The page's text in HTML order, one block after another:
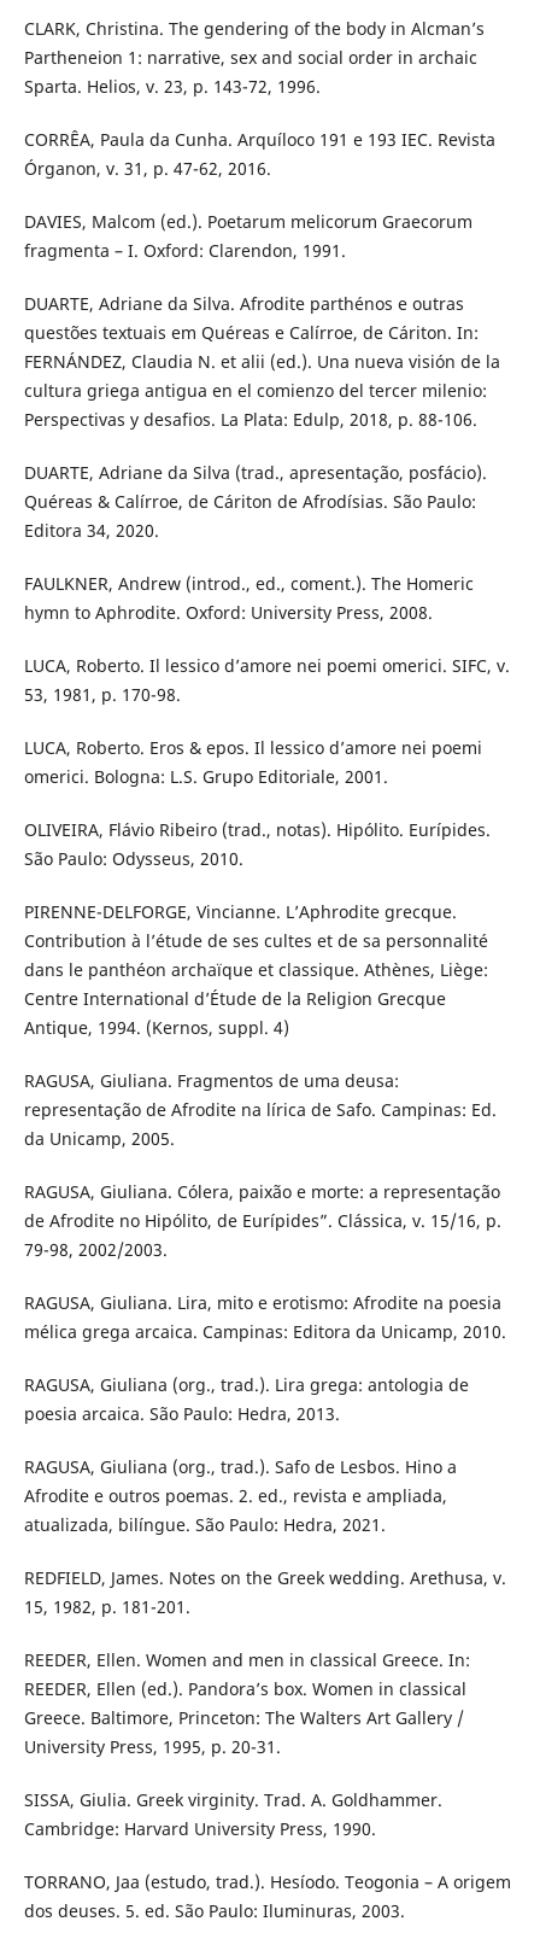
CLARK, Christina. The gendering of the body in Alcman’s
Partheneion 1: narrative, sex and social order in archaic
Sparta. Helios, v. 23, p. 143-72, 1996.
CORRÊA, Paula da Cunha. Arquíloco 191 e 193 IEC. Revista
Órganon, v. 31, p. 47-62, 2016.
DAVIES, Malcom (ed.). Poetarum melicorum Graecorum
fragmenta – I. Oxford: Clarendon, 1991.
DUARTE, Adriane da Silva. Afrodite parthénos e outras
questões textuais em Quéreas e Calírroe, de Cáriton. In:
FERNÁNDEZ, Claudia N. et alii (ed.). Una nueva visión de la
cultura griega antigua en el comienzo del tercer milenio:
Perspectivas y desafios. La Plata: Edulp, 2018, p. 88-106.
DUARTE, Adriane da Silva (trad., apresentação, posfácio).
Quéreas & Calírroe, de Cáriton de Afrodísias. São Paulo:
Editora 34, 2020.
FAULKNER, Andrew (introd., ed., coment.). The Homeric
hymn to Aphrodite. Oxford: University Press, 2008.
LUCA, Roberto. Il lessico d’amore nei poemi omerici. SIFC, v.
53, 1981, p. 170-98.
LUCA, Roberto. Eros & epos. Il lessico d’amore nei poemi
omerici. Bologna: L.S. Grupo Editoriale, 2001.
OLIVEIRA, Flávio Ribeiro (trad., notas). Hipólito. Eurípides.
São Paulo: Odysseus, 2010.
PIRENNE-DELFORGE, Vincianne. L’Aphrodite grecque.
Contribution à l’étude de ses cultes et de sa personnalité
dans le panthéon archaïque et classique. Athènes, Liège:
Centre International d’Étude de la Religion Grecque
Antique, 1994. (Kernos, suppl. 4)
RAGUSA, Giuliana. Fragmentos de uma deusa:
representação de Afrodite na lírica de Safo. Campinas: Ed.
da Unicamp, 2005.
RAGUSA, Giuliana. Cólera, paixão e morte: a representação
de Afrodite no Hipólito, de Eurípides”. Clássica, v. 15/16, p.
79-98, 2002/2003.
RAGUSA, Giuliana. Lira, mito e erotismo: Afrodite na poesia
mélica grega arcaica. Campinas: Editora da Unicamp, 2010.
RAGUSA, Giuliana (org., trad.). Lira grega: antologia de
poesia arcaica. São Paulo: Hedra, 2013.
RAGUSA, Giuliana (org., trad.). Safo de Lesbos. Hino a
Afrodite e outros poemas. 2. ed., revista e ampliada,
atualizada, bilíngue. São Paulo: Hedra, 2021.
REDFIELD, James. Notes on the Greek wedding. Arethusa, v.
15, 1982, p. 181-201.
REEDER, Ellen. Women and men in classical Greece. In:
REEDER, Ellen (ed.). Pandora’s box. Women in classical
Greece. Baltimore, Princeton: The Walters Art Gallery /
University Press, 1995, p. 20-31.
SISSA, Giulia. Greek virginity. Trad. A. Goldhammer.
Cambridge: Harvard University Press, 1990.
TORRANO, Jaa (estudo, trad.). Hesíodo. Teogonia – A origem
dos deuses. 5. ed. São Paulo: Iluminuras, 2003.